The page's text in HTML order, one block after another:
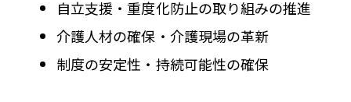
自立支援・重度化防止の取り組みの推進
介護人材の確保・介護現場の革新
制度の安定性・持続可能性の確保